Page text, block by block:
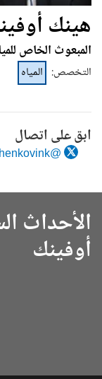
هينك
المبعوث الخاص
التخصص: المياه
ابق على اتصال
@henkovink
الأحداث
أوفينك